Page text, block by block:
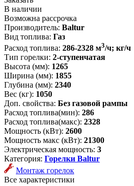
В наличии
Возможна рассрочка
Производитель: Baltur
Вид топлива: Газ
Расход топлива: 286-2328 м3/ч; кг/ч
Тип горелки: 2-ступенчатая
Высота (мм): 1265
Ширина (мм): 1855
Глубина (мм): 2340
Вес (кг): 1050
Доп. свойства: Без газовой рампы
Расход топлива(мин): 286
Расход топлива(макс): 2328
Мощность (кВт): 2600
Мощность макс (кВт): 21300
Электрическая мощность: 3
Категория: Горелки Baltur
Монтаж горелок
Все характеристики